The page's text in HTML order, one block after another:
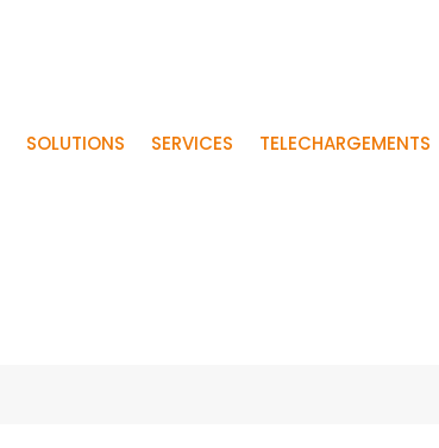
SOLUTIONS SERVICES TELECHARGEMENTS